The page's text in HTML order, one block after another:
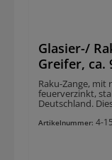
Glasier-/
Greifer, ca.
Raku-Zange, mit
feuerverzinkt,
Deutschland.
Herausnehmen
Ofen. Diese
Artikelnummer: 4-